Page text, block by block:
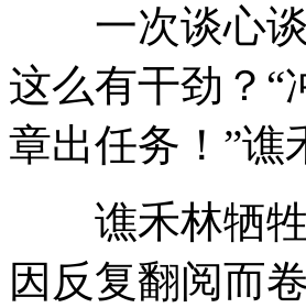
一次谈心谈
这么有干劲？“
章出任务！”谯
谯禾林牺牲
因反复翻阅而